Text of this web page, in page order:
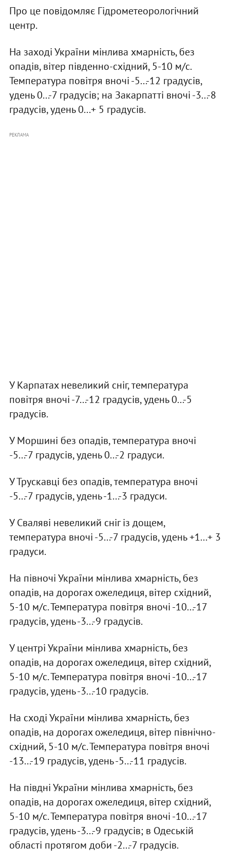
Про це повідомляє Гідрометеорологічний
центр.
На заході України мінлива хмарність, без
опадів, вітер південно-східний, 5-10 м/с.
Температура повітря вночі -5...-12 градусів,
удень 0...-7 градусів; на Закарпатті вночі -3...-8
градусів, удень 0...+ 5 градусів.
РЕКЛАМА
У Карпатах невеликий сніг, температура
повітря вночі -7...-12 градусів, удень 0...-5
градусів.
У Моршині без опадів, температура вночі
-5...-7 градусів, удень 0...-2 градуси.
У Трускавці без опадів, температура вночі
-5...-7 градусів, удень -1...-3 градуси.
У Сваляві невеликий сніг із дощем,
температура вночі -5...-7 градусів, удень +1...+ 3
градуси.
На півночі України мінлива хмарність, без
опадів, на дорогах ожеледиця, вітер східний,
5-10 м/с. Температура повітря вночі -10...-17
градусів, удень -3...-9 градусів.
У центрі України мінлива хмарність, без
опадів, на дорогах ожеледиця, вітер східний,
5-10 м/с. Температура повітря вночі -10...-17
градусів, удень -3...-10 градусів.
На сході України мінлива хмарність, без
опадів, на дорогах ожеледиця, вітер північно-
східний, 5-10 м/с. Температура повітря вночі
-13...-19 градусів, удень -5...-11 градусів.
На півдні України мінлива хмарність, без
опадів, на дорогах ожеледиця, вітер східний,
5-10 м/с. Температура повітря вночі -10...-17
градусів, удень -3...-9 градусів; в Одеській
області протягом доби -2...-7 градусів.